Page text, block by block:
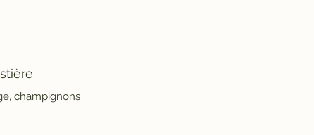
champignons